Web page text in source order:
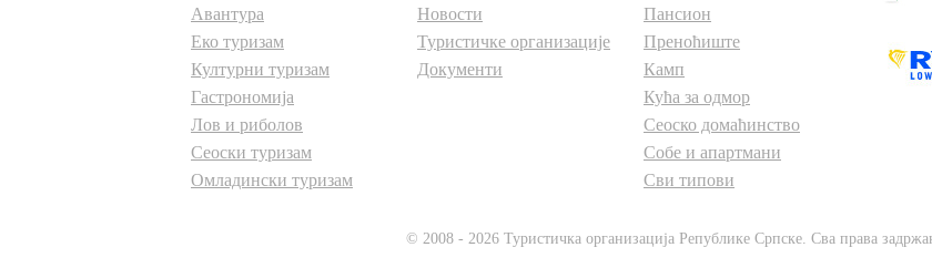
Авантура
Еко туризам
Културни туризам
Гастрономија
Лов и риболов
Сеоски туризам
Омладински туризам
Новости
Туристичке организације
Документи
Пансион
Преноћиште
Камп
Кућа за одмор
Сеоско домаћинство
Собе и апартмани
Сви типови
© 2008 - 2026 Туристичка организација Републике Српске. Сва права